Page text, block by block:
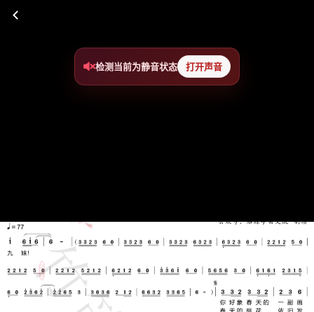
检测当前为静音状态 打开声音